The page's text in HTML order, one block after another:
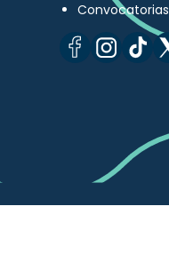
Convocatorias